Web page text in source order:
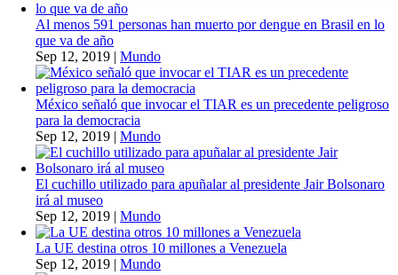
Al menos 591 personas han muerto por dengue en Brasil en lo
que va de año
Sep 12, 2019 | Mundo
México señaló que invocar el TIAR es un precedente peligroso
para la democracia
Sep 12, 2019 | Mundo
El cuchillo utilizado para apuñalar al presidente Jair Bolsonaro
irá al museo
Sep 12, 2019 | Mundo
La UE destina otros 10 millones a Venezuela
Sep 12, 2019 | Mundo